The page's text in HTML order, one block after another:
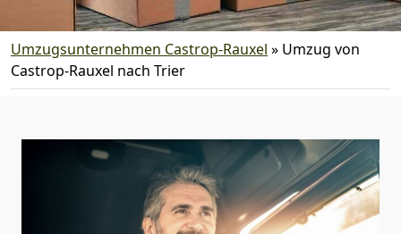
Umzugsunternehmen Castrop-Rauxel » Umzug von
Castrop-Rauxel nach Trier